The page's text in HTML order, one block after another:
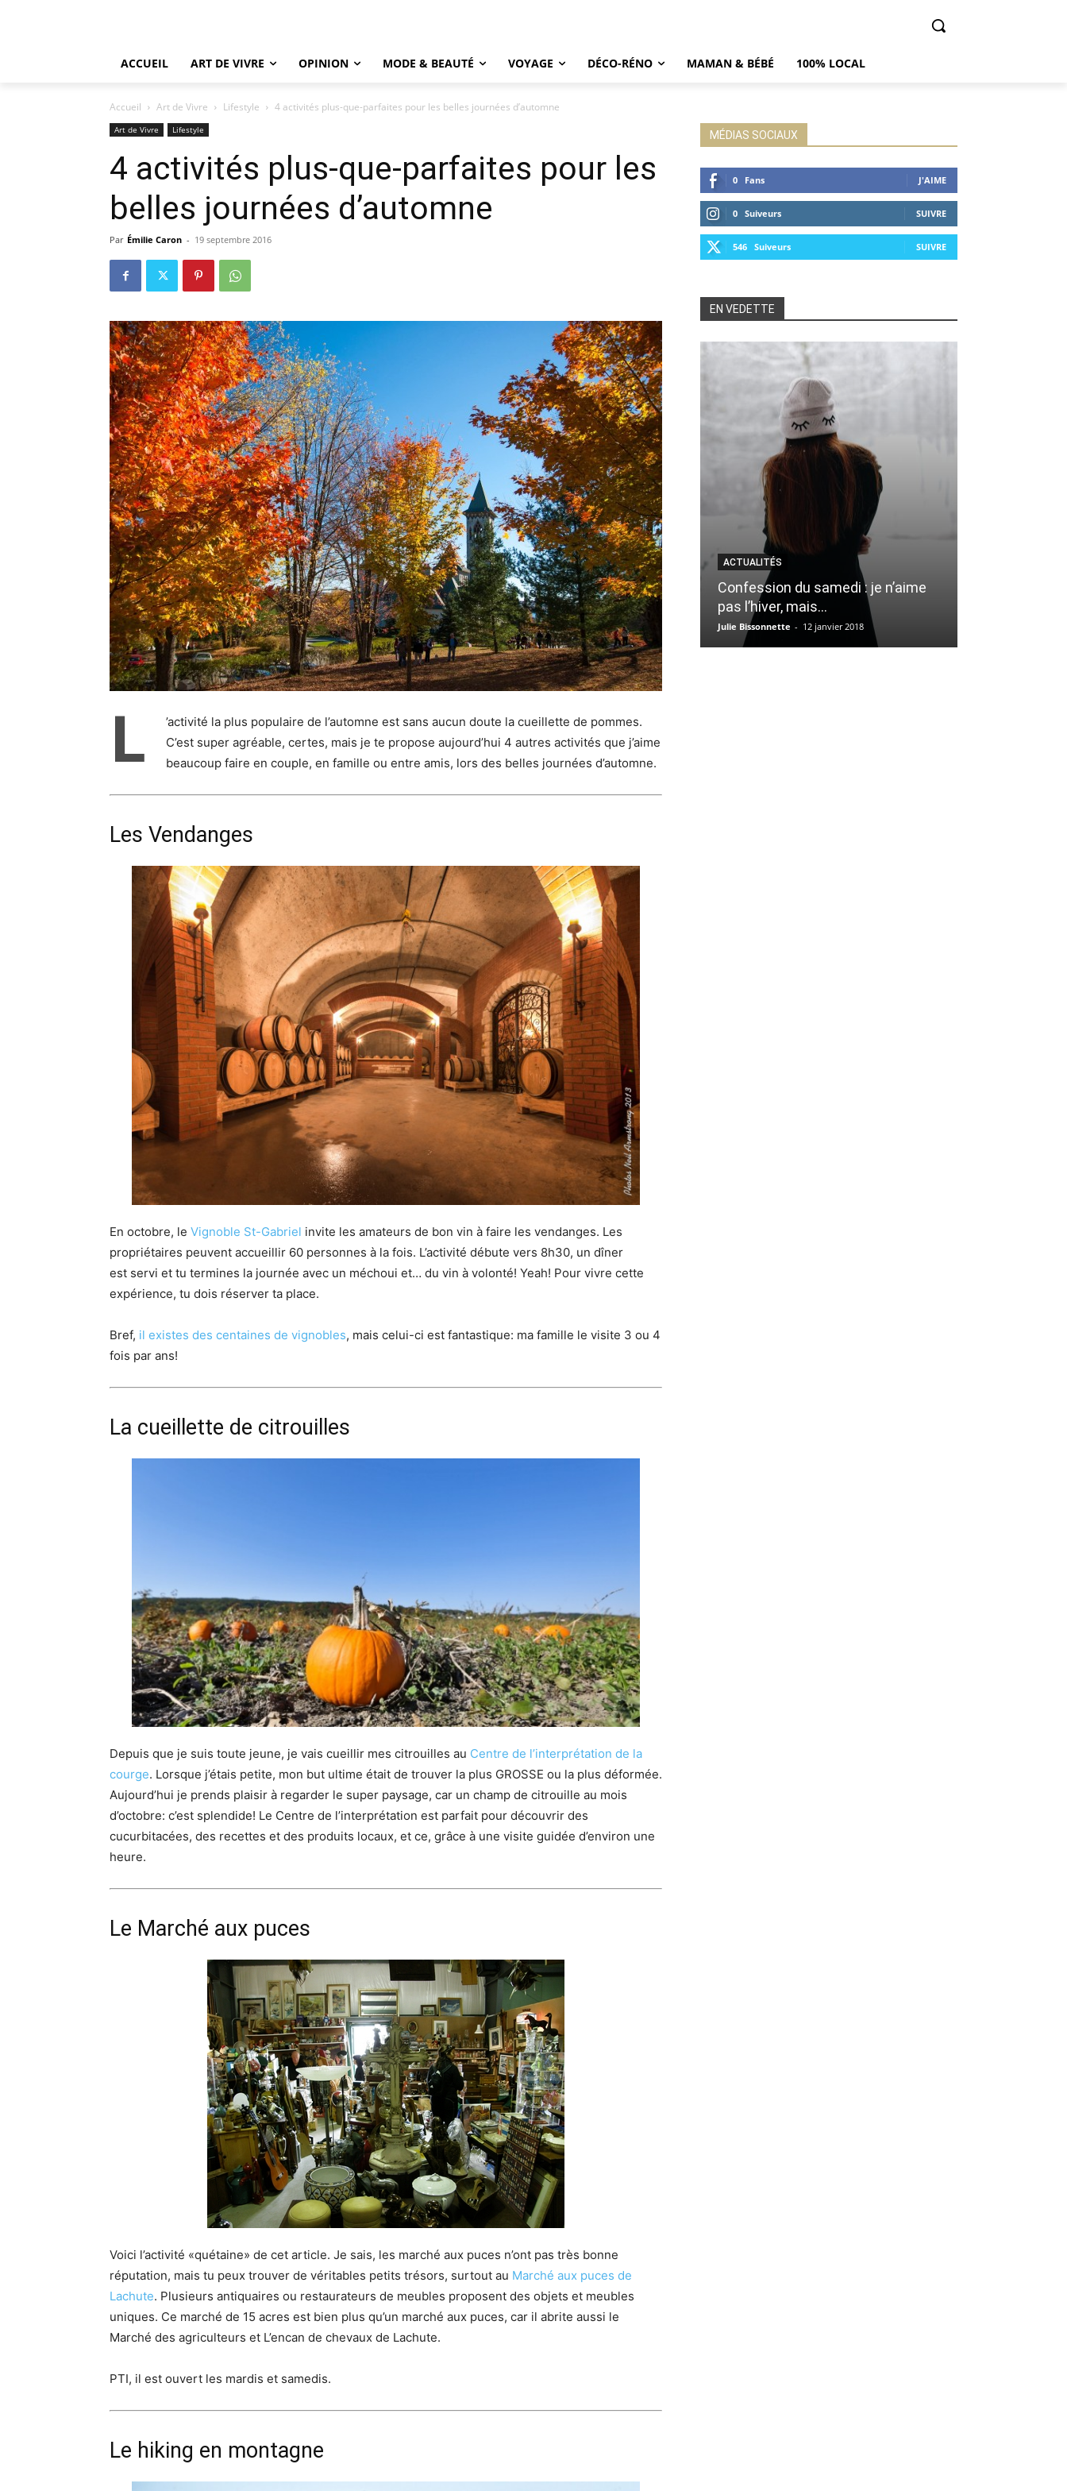
ACCUEIL ART DE VIVRE OPINION MODE & BEAUTÉ VOYAGE DÉCO-RÉNO MAMAN & BÉBÉ 100% LOCAL
Accueil Art de Vivre Lifestyle 4 activités plus-que-parfaites pour les belles journées d’automne
Art de Vivre Lifestyle
4 activités plus-que-parfaites pour les
belles journées d’automne
Par Émilie Caron - 19 septembre 2016
L
’activité la plus populaire de l’automne est sans aucun doute la cueillette de pommes.
C’est super agréable, certes, mais je te propose aujourd’hui 4 autres activités que j’aime
beaucoup faire en couple, en famille ou entre amis, lors des belles journées d’automne.
Les Vendanges
En octobre, le Vignoble St-Gabriel invite les amateurs de bon vin à faire les vendanges. Les
propriétaires peuvent accueillir 60 personnes à la fois. L’activité débute vers 8h30, un dîner
est servi et tu termines la journée avec un méchoui et… du vin à volonté! Yeah! Pour vivre cette
expérience, tu dois réserver ta place.
Bref, il existes des centaines de vignobles, mais celui-ci est fantastique: ma famille le visite 3 ou 4
fois par ans!
La cueillette de citrouilles
Depuis que je suis toute jeune, je vais cueillir mes citrouilles au Centre de l’interprétation de la
courge. Lorsque j’étais petite, mon but ultime était de trouver la plus GROSSE ou la plus déformée.
Aujourd’hui je prends plaisir à regarder le super paysage, car un champ de citrouille au mois
d’octobre: c’est splendide! Le Centre de l’interprétation est parfait pour découvrir des
cucurbitacées, des recettes et des produits locaux, et ce, grâce à une visite guidée d’environ une
heure.
Le Marché aux puces
Voici l’activité «quétaine» de cet article. Je sais, les marché aux puces n’ont pas très bonne
réputation, mais tu peux trouver de véritables petits trésors, surtout au Marché aux puces de
Lachute. Plusieurs antiquaires ou restaurateurs de meubles proposent des objets et meubles
uniques. Ce marché de 15 acres est bien plus qu’un marché aux puces, car il abrite aussi le
Marché des agriculteurs et L’encan de chevaux de Lachute.
PTI, il est ouvert les mardis et samedis.
Le hiking en montagne
MÉDIAS SOCIAUX
0 Fans J'AIME
0 Suiveurs SUIVRE
546 Suiveurs SUIVRE
EN VEDETTE
ACTUALITÉS
Confession du samedi : je n’aime
pas l’hiver, mais…
Julie Bissonnette - 12 janvier 2018